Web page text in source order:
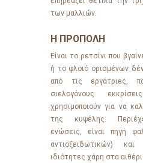
των μαλλιών.
Η ΠΡΟΠΟΛΗ
Είναι το ρετσίνι που
ή το φλοιό ορισμένων
από τις εργάτριες,
σιελογόνους
χρησιμοποιούν για να
της κυψέλης.
ενώσεις, είναι πηγή
αντιοξειδωτικών) και
ιδιότητες χάρη στα